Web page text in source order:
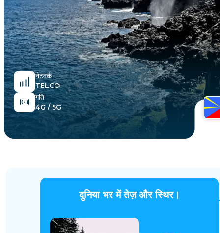
नेटवर्क
TELCO
गति
4G / 5G
दुनिया भर में तेज़ और स्थिर।